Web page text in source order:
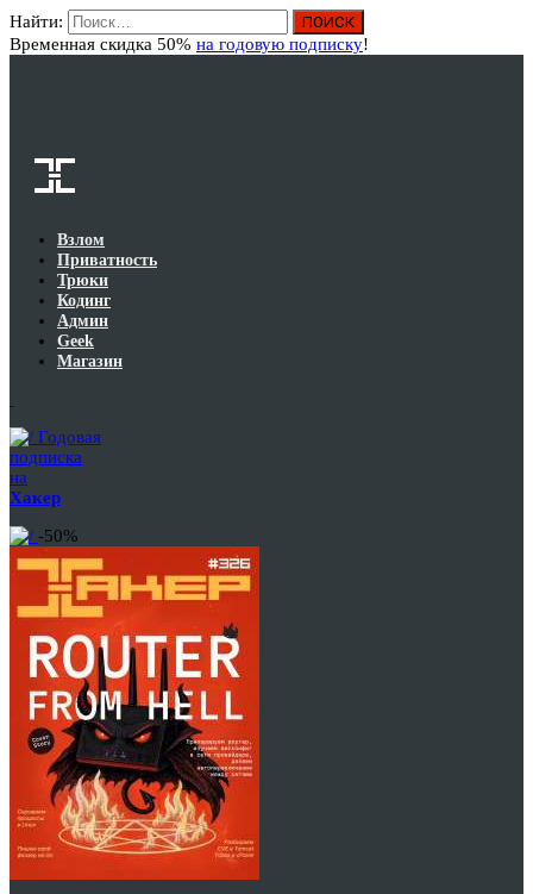
Найти:
Временная скидка 50% на годовую подписку!
Взлом
Приватность
Трюки
Кодинг
Админ
Geek
Магазин
Годовая
подписка
на
Хакер
-50%